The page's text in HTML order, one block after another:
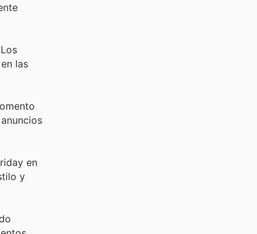
las
en
y